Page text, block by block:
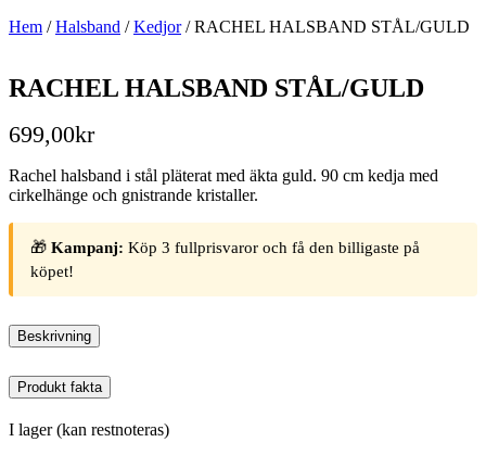
Hem /Halsband /Kedjor/ RACHEL HALSBAND STÅL/GULD
RACHEL HALSBAND STÅL/GULD
699,00kr
Rachel halsband i stål pläterat med äkta guld. 90 cm kedja med
cirkelhänge och gnistrande kristaller.
🎁 Kampanj: Köp 3 fullprisvaror och få den billigaste på
köpet!
Beskrivning
Produkt fakta
I lager (kan restnoteras)